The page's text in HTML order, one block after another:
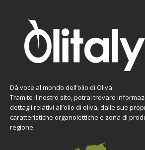
Dà voce al mondo dell’olio di Oliva.
Tramite il nostro sito, potrai trovare
dettagli relativi all’olio di oliva, dalle sue
caratteristiche organolettiche e zona di
regione.